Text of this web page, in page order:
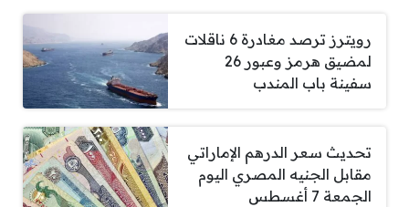
رويترز ترصد مغادرة 6 ناقلات
لمضيق هرمز وعبور 26
سفينة باب المندب
تحديث سعر الدرهم الإماراتي
مقابل الجنيه المصري اليوم
الجمعة 7 أغسطس